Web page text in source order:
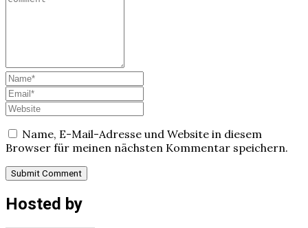
Name, E-Mail-Adresse und Website in diesem
Browser für meinen nächsten Kommentar speichern.
Hosted by